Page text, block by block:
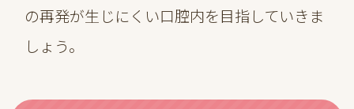
の再発が生じにくい口腔内を目指していきま
しょう。